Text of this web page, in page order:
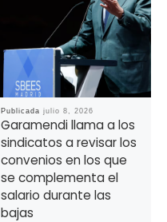
Publicada julio 8, 2026
Garamendi llama a los
sindicatos a revisar los
convenios en los que
se complementa el
salario durante las
bajas